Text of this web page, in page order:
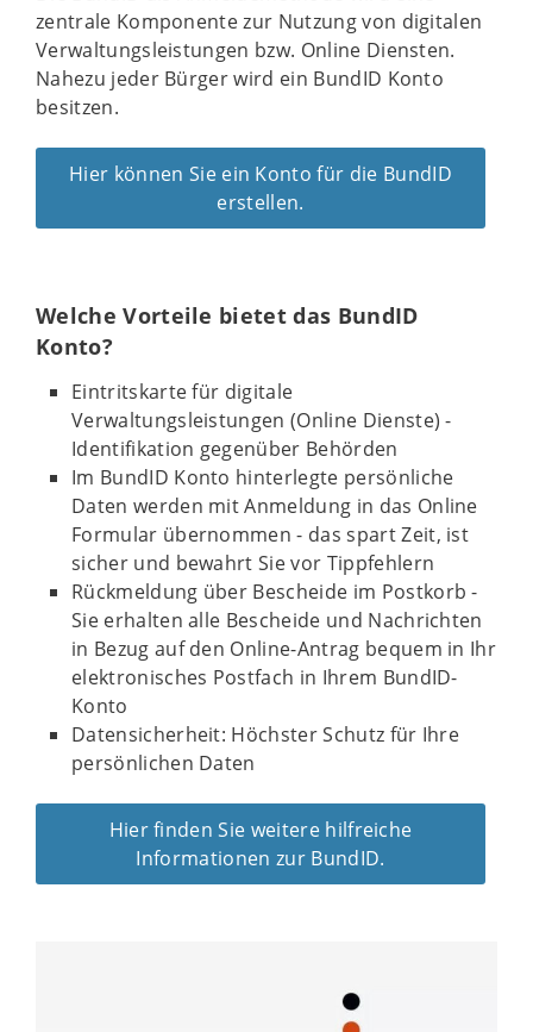
zentrale Komponente zur Nutzung von digitalen
Verwaltungsleistungen bzw. Online Diensten.
Nahezu jeder Bürger wird ein BundID Konto
besitzen.
Hier können Sie ein Konto für die BundID
erstellen.
Welche Vorteile bietet das BundID
Konto?
Eintritskarte für digitale
Verwaltungsleistungen (Online Dienste) -
Identifikation gegenüber Behörden
Im BundID Konto hinterlegte persönliche
Daten werden mit Anmeldung in das Online
Formular übernommen - das spart Zeit, ist
sicher und bewahrt Sie vor Tippfehlern
Rückmeldung über Bescheide im Postkorb -
Sie erhalten alle Bescheide und Nachrichten
in Bezug auf den Online-Antrag bequem in Ihr
elektronisches Postfach in Ihrem BundID-
Konto
Datensicherheit: Höchster Schutz für Ihre
persönlichen Daten
Hier finden Sie weitere hilfreiche
Informationen zur BundID.